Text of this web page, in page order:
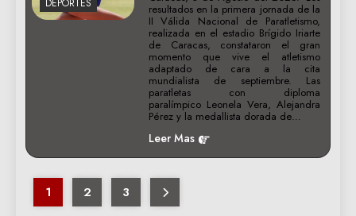
DEPORTES resultados en la primera jornada de la
II Válida Nacional de Paratletismo,
realizada en el estadio Brígido Iriarte
de Caracas, constataron el gran
momento que vive el atletismo
adaptado de cara a la cita
mundialista de septiembre. Las
paratletas con diploma
paralímpico Leonela Vera, Alejandra
Pérez y la medallista dorada de…
Leer Mas
1 2 3